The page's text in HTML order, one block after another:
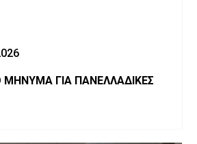
ΜΗΝΥΜΑ ΓΙΑ ΠΑΝΕΛΛΑΔΙΚΕΣ